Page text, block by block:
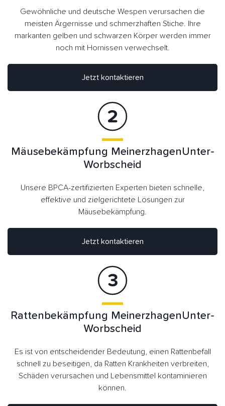
Gewöhnliche und deutsche Wespen verursachen die
meisten Ärgernisse und schmerzhaften Stiche. Ihre
markanten gelben und schwarzen Körper werden immer
noch mit Hornissen verwechselt.
Jetzt kontaktieren
Jetzt kontaktieren
Mäusebekämpfung MeinerzhagenUnter-
Worbscheid
Unsere BPCA-zertifizierten Experten bieten schnelle,
effektive und zielgerichtete Lösungen zur
Mäusebekämpfung.
Rattenbekämpfung MeinerzhagenUnter-
Worbscheid
Es ist von entscheidender Bedeutung, einen Rattenbefall
schnell zu beseitigen, da Ratten Krankheiten verbreiten,
Schäden verursachen und Lebensmittel kontaminieren
können.